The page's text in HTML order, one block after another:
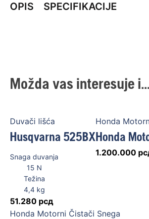
OPIS SPECIFIKACIJE
Možda vas interesuje i...
Duvači lišća
Husqvarna 525BX
Snaga duvanja
15 N
Težina
4,4kg
51.280 рсд
Honda
Honda
1.200.000
Honda Motorni Čistači Snega